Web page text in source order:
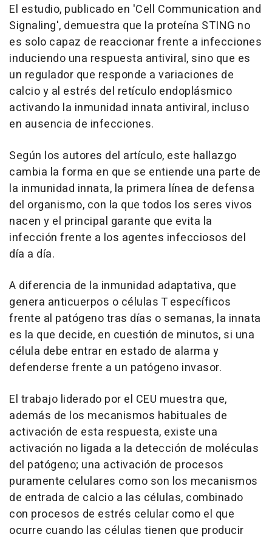
El estudio, publicado en 'Cell Communication and
Signaling', demuestra que la proteína STING no
es solo capaz de reaccionar frente a infecciones
induciendo una respuesta antiviral, sino que es
un regulador que responde a variaciones de
calcio y al estrés del retículo endoplásmico
activando la inmunidad innata antiviral, incluso
en ausencia de infecciones.
Según los autores del artículo, este hallazgo
cambia la forma en que se entiende una parte de
la inmunidad innata, la primera línea de defensa
del organismo, con la que todos los seres vivos
nacen y el principal garante que evita la
infección frente a los agentes infecciosos del
día a día.
A diferencia de la inmunidad adaptativa, que
genera anticuerpos o células T específicos
frente al patógeno tras días o semanas, la innata
es la que decide, en cuestión de minutos, si una
célula debe entrar en estado de alarma y
defenderse frente a un patógeno invasor.
El trabajo liderado por el CEU muestra que,
además de los mecanismos habituales de
activación de esta respuesta, existe una
activación no ligada a la detección de moléculas
del patógeno; una activación de procesos
puramente celulares como son los mecanismos
de entrada de calcio a las células, combinado
con procesos de estrés celular como el que
ocurre cuando las células tienen que producir